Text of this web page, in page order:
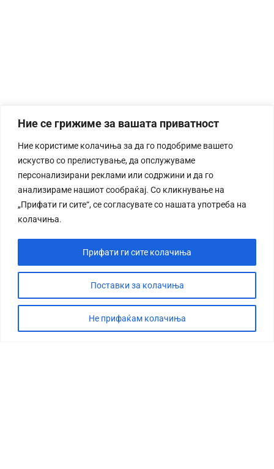
Ние се грижиме за вашата приватност
Ние користиме колачиња за да го подобриме вашето
искуство со прелистување, да опслужуваме
персонализирани реклами или содржини и да го
анализираме нашиот сообраќај. Со кликнување на
„Прифати ги сите“, се согласувате со нашата употреба на
колачиња.
Поставки за колачиња
Не прифаќам колачиња
Прифати ги сите колачиња